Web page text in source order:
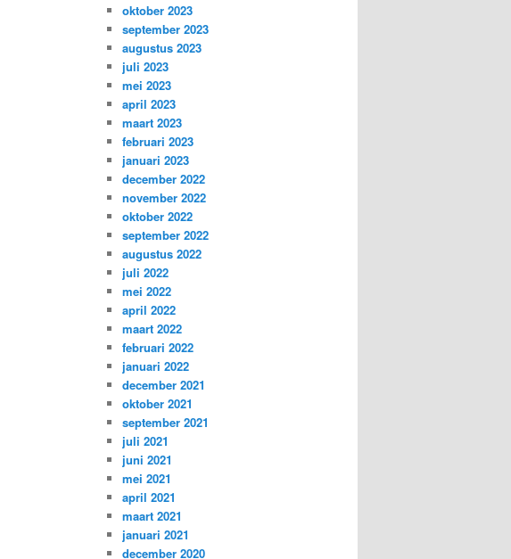
oktober 2023
september 2023
augustus 2023
juli 2023
mei 2023
april 2023
maart 2023
februari 2023
januari 2023
december 2022
november 2022
oktober 2022
september 2022
augustus 2022
juli 2022
mei 2022
april 2022
maart 2022
februari 2022
januari 2022
december 2021
oktober 2021
september 2021
juli 2021
juni 2021
mei 2021
april 2021
maart 2021
januari 2021
december 2020